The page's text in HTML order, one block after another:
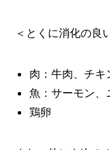
＜とくに消化の良
肉：牛肉、チ
魚：サーモン、
鶏卵